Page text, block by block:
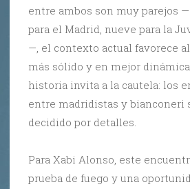
entre ambos son muy parejos
para el Madrid, nueve para la
—, el contexto actual favorece
más sólido y en mejor
historia invita a la cautela: los
entre madridistas y bianconeri
decidido por detalles.
Para Xabi Alonso, este
prueba de fuego y una